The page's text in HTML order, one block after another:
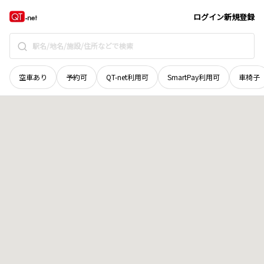
ログイン新規登録
空車あり 予約可 QT-net利用可 SmartPay利用可 車椅子
岡山県